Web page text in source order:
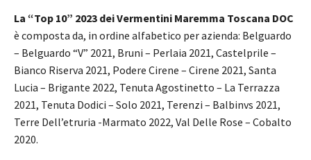
La “Top 10” 2023 dei Vermentini Maremma Toscana DOC
è composta da, in ordine alfabetico per azienda: Belguardo
– Belguardo “V” 2021, Bruni – Perlaia 2021, Castelprile –
Bianco Riserva 2021, Podere Cirene – Cirene 2021, Santa
Lucia – Brigante 2022, Tenuta Agostinetto – La Terrazza
2021, Tenuta Dodici – Solo 2021, Terenzi – Balbinvs 2021,
Terre Dell’etruria -Marmato 2022, Val Delle Rose – Cobalto
2020.